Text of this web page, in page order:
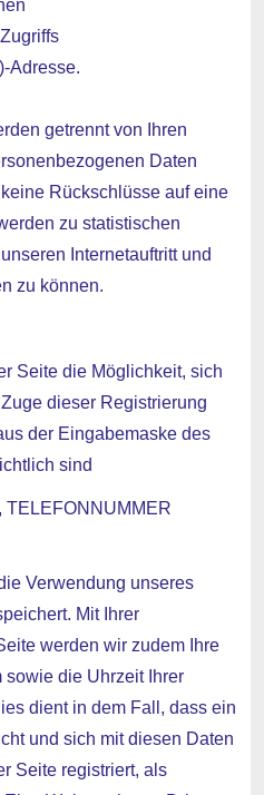
Adresse.
getrennt von Ihren
Daten
Rückschlüsse auf eine
zu statistischen
Internetauftritt und
zu können.
Seite die Möglichkeit, sich
dieser Registrierung
der Eingabemaske des
sind
TELEFONNUMMER
Verwendung unseres
Mit Ihrer
werden wir zudem Ihre
sowie die Uhrzeit Ihrer
dient in dem Fall, dass ein
und sich mit diesen Daten
Seite registriert, als